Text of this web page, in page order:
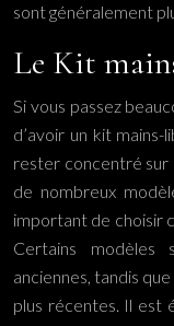
sont généralement
Le Kit
Si vous passez
d’avoir un kit
rester concentré sur
de nombreux
important de choisir
Certains modèles
anciennes, tandis
plus récentes. Il est